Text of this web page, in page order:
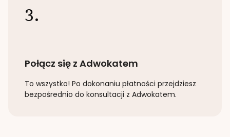
3.
Połącz się z Adwokatem
To wszystko! Po dokonaniu płatności przejdziesz
bezpośrednio do konsultacji z Adwokatem.